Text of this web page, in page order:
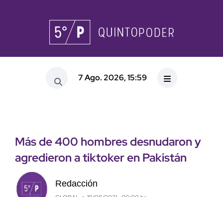
7 Ago. 2026, 15:59
Más de 400 hombres desnudaron y
agredieron a tiktoker en Pakistán
Redacción